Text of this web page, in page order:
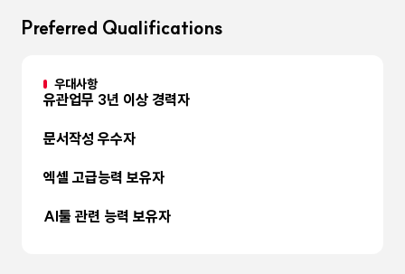
Preferred Qualifications
우대사항
유관업무 3년 이상 경력자
문서작성 우수자
엑셀 고급능력 보유자
AI툴 관련 능력 보유자